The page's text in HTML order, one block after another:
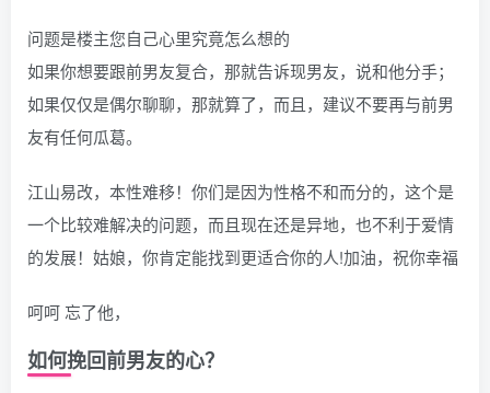
问题是楼主您自己心里究竟怎么想的
如果你想要跟前男友复合，那就告诉现男友，说和他分手；
如果仅仅是偶尔聊聊，那就算了，而且，建议不要再与前男
友有任何瓜葛。
江山易改，本性难移！你们是因为性格不和而分的，这个是
一个比较难解决的问题，而且现在还是异地，也不利于爱情
的发展！姑娘，你肯定能找到更适合你的人!加油，祝你幸福
呵呵 忘了他，
如何挽回前男友的心？